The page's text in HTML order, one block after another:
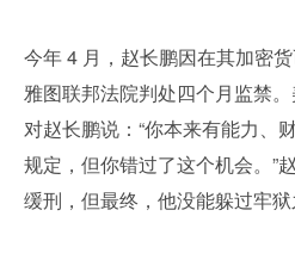
今年 4 月，赵长鹏因在其加密
雅图联邦法院判处四个月监禁
对赵长鹏说：“你本来有能力、
规定，但你错过了这个机会。”
缓刑，但最终，他没能躲过牢狱